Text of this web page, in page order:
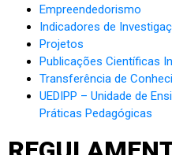
Empreendedorismo
Indicadores de
Projetos
Publicações Científicas
Transferência de
UEDIPP – Unidade de
Práticas Pedagógicas